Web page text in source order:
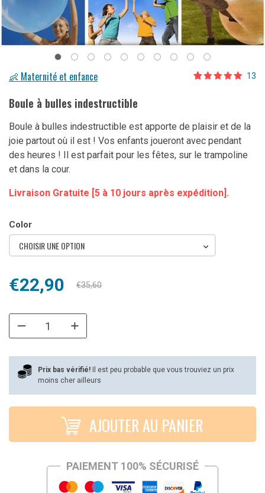
👶 Maternité et enfance 13
Boule à bulles indestructible
Boule à bulles indestructible est apporte de plaisir et de la
joie partout où il est ! Vos enfants joueront avec pendant
des heures ! Il est parfait pour les fêtes, sur le trampoline
et dans la cour.
Livraison Gratuite [5 à 10 jours après expédition].
Color
CHOISIR UNE OPTION
€35,60
Le
initial
€35,60.
€22,90
Le
actuel
€22,90.
Prix bas vérifié!
Il est peu probable que vous trouviez un prix
moins cher ailleurs
AJOUTER AU PANIER
PAIEMENT 100% SÉCURISÉ